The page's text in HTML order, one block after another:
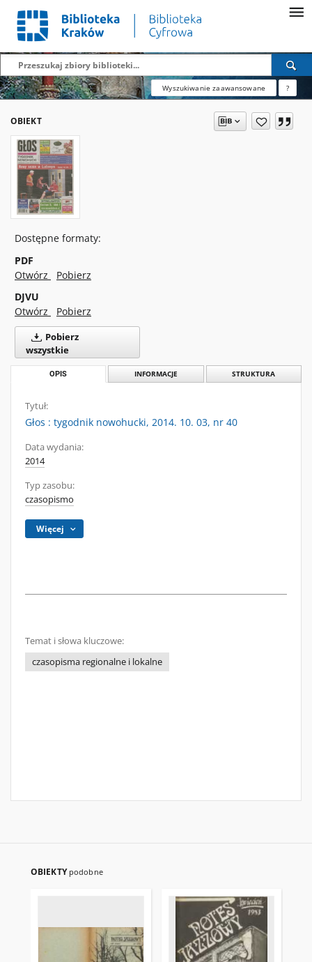
Wyszukiwanie zaawansowane ?
OBIEKT
Dostępne formaty:
PDF
Otwórz
Pobierz
DJVU
Otwórz
Pobierz
Pobierz
wszystkie
OPIS INFORMACJE STRUKTURA
Tytuł:
Głos : tygodnik nowohucki, 2014. 10. 03, nr 40
Data wydania:
2014
Typ zasobu:
czasopismo
Więcej
Temat i słowa kluczowe:
czasopisma regionalne i lokalne
OBIEKTY podobne